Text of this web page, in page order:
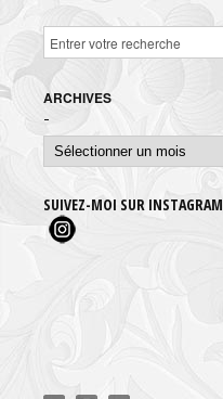
ARCHIVES
Archives
SUIVEZ-MOI SUR INSTAGRAM